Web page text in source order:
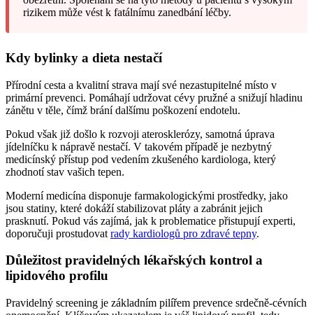
rizikem může vést k fatálnímu zanedbání léčby.
Kdy bylinky a dieta nestačí
Přírodní cesta a kvalitní strava mají své nezastupitelné místo v
primární prevenci. Pomáhají udržovat cévy pružné a snižují hladinu
zánětu v těle, čímž brání dalšímu poškození endotelu.
Pokud však již došlo k rozvoji aterosklerózy, samotná úprava
jídelníčku k nápravě nestačí. V takovém případě je nezbytný
medicínský přístup pod vedením zkušeného kardiologa, který
zhodnotí stav vašich tepen.
Moderní medicína disponuje farmakologickými prostředky, jako
jsou statiny, které dokáží stabilizovat pláty a zabránit jejich
prasknutí. Pokud vás zajímá, jak k problematice přistupují experti,
doporučuji prostudovat rady kardiologů pro zdravé tepny.
Důležitost pravidelných lékařských kontrol a
lipidového profilu
Pravidelný screening je základním pilířem prevence srdečně-cévních